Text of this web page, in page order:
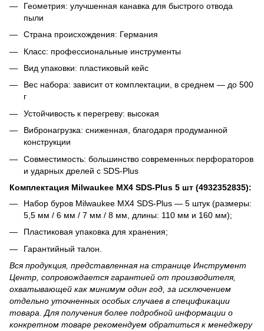
Геометрия: улучшенная канавка для быстрого отвода
пыли
Страна происхождения: Германия
Класс: профессиональные инструменты
Вид упаковки: пластиковый кейс
Вес набора: зависит от комплектации, в среднем — до 500
г
Устойчивость к перегреву: высокая
Вибронагрузка: сниженная, благодаря продуманной
конструкции
Совместимость: большинство современных перфораторов
и ударных дрелей с SDS-Plus
Комплектация Milwaukee MX4 SDS-Plus 5 шт (4932352835):
Набор буров Milwaukee MX4 SDS-Plus — 5 штук (размеры:
5,5 мм / 6 мм / 7 мм / 8 мм, длины: 110 мм и 160 мм);
Пластиковая упаковка для хранения;
Гарантийный талон.
Вся продукция, представленная на странице Инструмент
Центр, сопровождается гарантией от производителя,
охватывающей как минимум один год, за исключением
отдельно уточненных особых случаев в спецификации
товара. Для получения более подробной информации о
конкретном товаре рекомендуем обратиться к менеджеру